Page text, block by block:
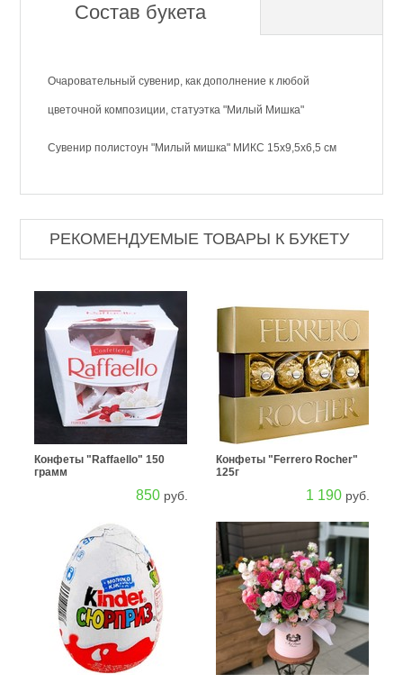
Состав букета
Очаровательный сувенир, как дополнение к любой
цветочной композиции, статуэтка "Милый Мишка"
Сувенир полистоун "Милый мишка" МИКС 15х9,5х6,5 см
РЕКОМЕНДУЕМЫЕ ТОВАРЫ К БУКЕТУ
Конфеты "Raffaello" 150
грамм
850руб.
Конфеты "Ferrero Rocher"
125г
1 190руб.